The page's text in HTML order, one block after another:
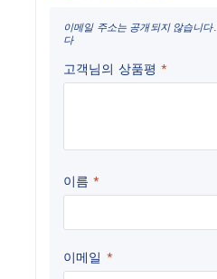
이메일 주소는 공개되지 않습니다.
다
고객님의 상품평 *
이름 *
이메일 *